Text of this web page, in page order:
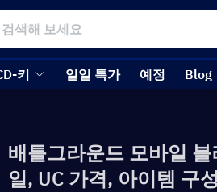
키 일일 특가 예정 Blog
배틀그라운드 모바일
일, UC 가격, 아이템 구